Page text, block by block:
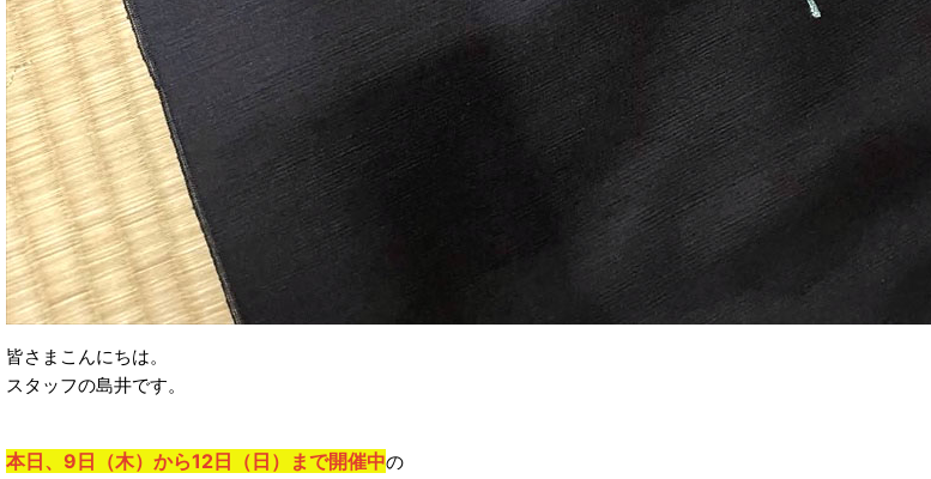
皆さまこんにちは。
スタッフの島井です。
本日、9日（木）から12日（日）まで開催中の